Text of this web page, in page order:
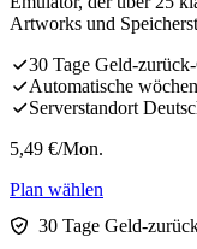
Artworks und
30 Tage Geld-
Automatische
Serverstandort
5,49 €/Mon.
Plan wählen
30 Tage Geld-